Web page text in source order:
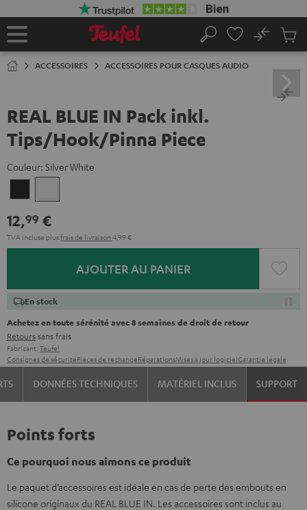
Page
Rechercher
No
panier
ACCESSOIRES ACCESSOIRES POUR CASQUES AUDIO
REAL BLUE IN Pack inkl.
Tips/Hook/Pinna Piece
Couleur: Silver White
Black White
12,99 €
TVA incluse plusfrais de livraison 4,99 €
AJOUTER AU PANIER
En stock
Achetez en toute sérénité avec 8 semaines de droit de retour
Retourssans frais
Fabricant: Teufel
Consignes de sécuritéPièces de rechangeRéparationsMises à jour logicielGarantie légale
DONNÉES TECHNIQUES MATÉRIEL INCLUS SUPPORT
Points forts
Ce pourquoi nous aimons ce produit
Le paquet d’accessoires est idéale en cas de perte des embouts en
silicone originaux du REAL BLUE IN. Les accessoires sont inclus au